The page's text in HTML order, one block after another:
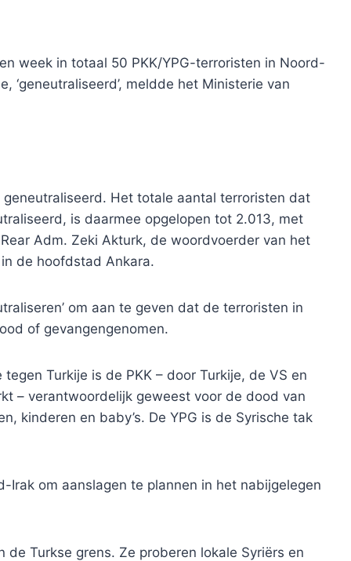
week in totaal 50 PKK/YPG-terroristen in Noord-
‘geneutraliseerd’, meldde het Ministerie van
Het totale aantal terroristen dat
is daarmee opgelopen tot 2.013, met
Adm. Zeki Akturk, de woordvoerder van het
de hoofdstad Ankara.
om aan te geven dat de terroristen in
of gevangengenomen.
Turkije is de PKK – door Turkije, de VS en
– verantwoordelijk geweest voor de dood van
kinderen en baby’s. De YPG is de Syrische tak
Irak om aanslagen te plannen in het nabijgelegen
Turkse grens. Ze proberen lokale Syriërs en